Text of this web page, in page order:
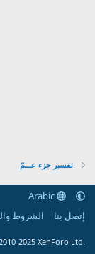
تفسير جزء عـــمّ
Arabic
إتصل بنا
الشروط
2025 XenForo Ltd.